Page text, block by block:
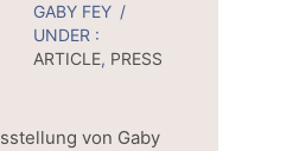
GABY FEY /
UNDER :
ARTICLE, PRESS
von Gaby